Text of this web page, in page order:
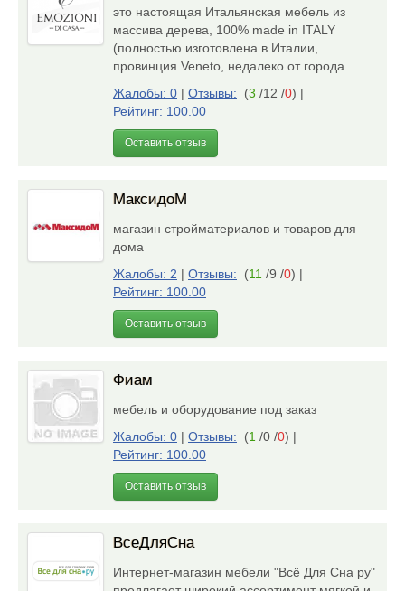
это настоящая Итальянская мебель из
массива дерева, 100% made in ITALY
(полностью изготовлена в Италии,
провинция Veneto, недалеко от города...
Жалобы: 0 | Отзывы: (3 /12 /0) |
Рейтинг: 100.00
Оставить отзыв
МаксидоМ
магазин стройматериалов и товаров для
дома
Жалобы: 2 | Отзывы: (11 /9 /0) |
Рейтинг: 100.00
Оставить отзыв
Фиам
мебель и оборудование под заказ
Жалобы: 0 | Отзывы: (1 /0 /0) |
Рейтинг: 100.00
Оставить отзыв
ВсеДляСна
Интернет-магазин мебели "Всё Для Сна ру"